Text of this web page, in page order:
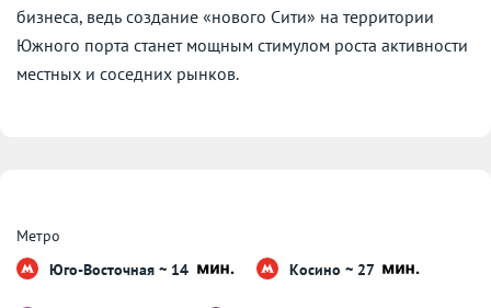
бизнеса, ведь создание «нового Сити» на территории
Южного порта станет мощным стимулом роста активности
местных и соседних рынков.
Метро
Юго-Восточная ~ 14
Косино ~ 27